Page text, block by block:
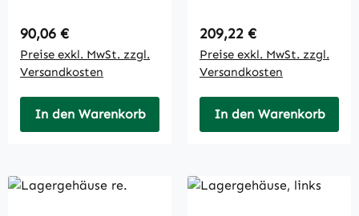
Regulärer Preis:
90,06 €
Preise exkl. MwSt. zzgl.
Versandkosten
In den Warenkorb
Regulärer Preis:
209,22 €
Preise exkl. MwSt. zzgl.
Versandkosten
In den Warenkorb